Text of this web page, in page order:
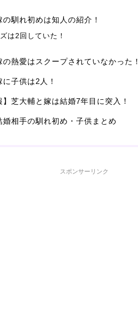
馴れ初めは知人の紹介！
は2回していた！
の熱愛はスクープされていなかった！
子供は2人！
】芝大輔と嫁は結婚7年目に突入！
婚相手の馴れ初め・子供まとめ
スポンサーリンク